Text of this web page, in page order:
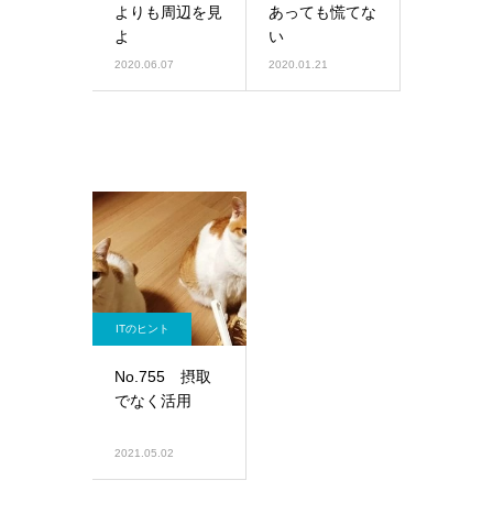
よりも周辺を見
よ
2020.06.07
あっても慌てな
い
2020.01.21
ITのヒント
No.755 摂取
でなく活用
2021.05.02